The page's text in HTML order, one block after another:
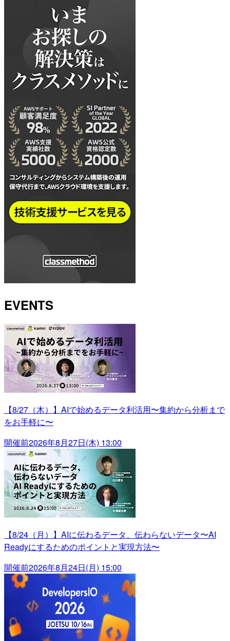
EVENTS
【8/27（木）】AIで始めるデータ利活用〜集約から分析まで
をお手軽に〜
開催前2026年8月27日(木) 13:00
【8/24（月）】AIに伝わるデータ、伝わらないデータ〜AI
Readyにするためのポイントと実現方法〜
開催前2026年8月24日(月) 15:00